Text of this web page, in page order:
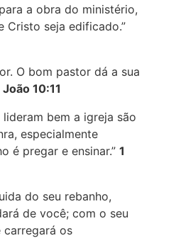
a obra do ministério,
Cristo seja edificado.”
O bom pastor dá a sua
João 10:11
bem a igreja são
especialmente
é pregar e ensinar.” 1
do seu rebanho,
de você; com o seu
carregará os